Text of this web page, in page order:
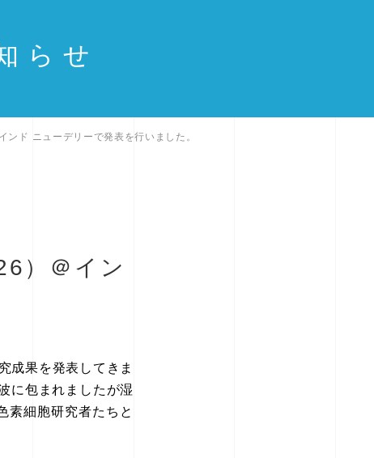
らせ
ンド ニューデリーで発表を行いました。
）＠イン
成果を発表してきま
に包まれましたが湿
素細胞研究者たちと